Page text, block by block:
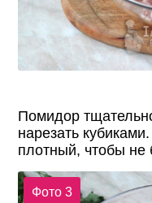
Помидор
нарезать
плотный, чтобы не
Фото 3